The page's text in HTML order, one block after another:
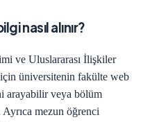
nasıl alınır?
ve Uluslararası İlişkiler
üniversitenin fakülte web
arayabilir veya bölüm
mezun öğrenci